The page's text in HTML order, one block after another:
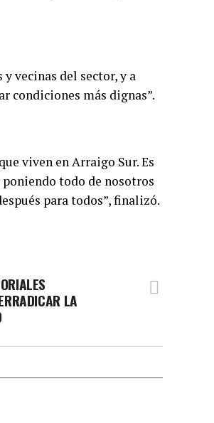
vecinas del sector, y a
condiciones más dignas”.
viven en Arraigo Sur. Es
todo de nosotros
para todos”, finalizó.
LA